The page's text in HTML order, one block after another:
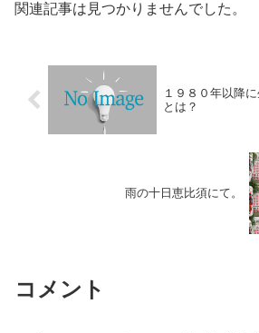
関連記事は見つかりませんでした。
１９８０年以降
とは？
雨の十日恵比須にて。
コメント